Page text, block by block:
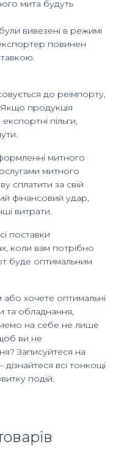
мита будуть
вивезені в режимі
повинен
до реімпорту,
Якщо продукція
пільги,
митного
митного
сплатити за свій
фінансовий удар,
витрати.
поставки
коли вам потрібно
буде оптимальним
хочете оптимальні
та обладнання,
на себе не лише
ви не
Записуйтеся на
всі тонкощі
подій.